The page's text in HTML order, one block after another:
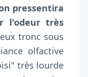
pressentira
l'odeur très
tronc sous
olfactive
très lourde